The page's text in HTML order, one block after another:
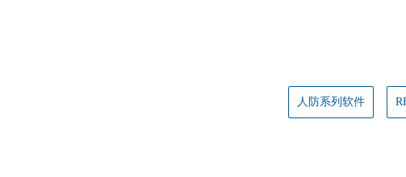
人防系列软件